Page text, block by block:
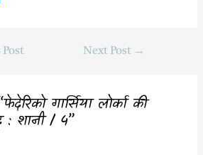
r
Post Next Post →
गार्सिया लोर्का की
: शानी / 4”